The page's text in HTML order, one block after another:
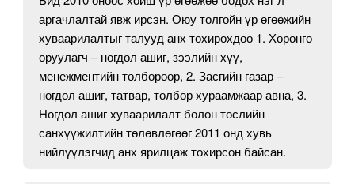
аргачлалтай явж ирсэн. Оюу толгойн үр өгөөжийн
хуваарилалтыг талууд анх тохирохдоо 1. Хөрөнгө
оруулагч – ногдол ашиг, зээлийн хүү,
менежментийн төлбөрөөр, 2. Засгийн газар –
ногдол ашиг, татвар, төлбөр хураамжаар авна, 3.
Ногдол ашиг хуваарилалт болон төслийн
санхүүжилтийн төлөвлөгөөг 2011 онд хувь
нийлүүлэгчид анх ярилцаж тохирсон байсан.